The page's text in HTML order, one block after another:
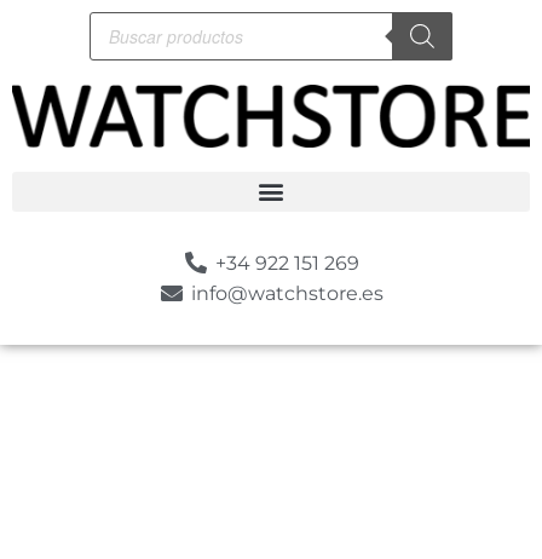
+34 922 151 269
info@watchstore.es